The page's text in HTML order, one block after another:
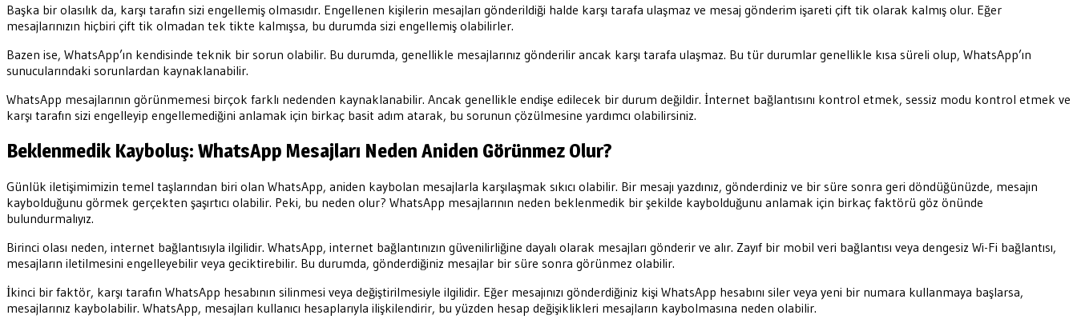
Başka bir olasılık da, karşı tarafın sizi engellemiş olmasıdır. Engellenen kişilerin mesajları gönderildiği halde karşı tarafa ulaşmaz ve mesaj gönderim işareti çift tik olarak kalmış olur. Eğer
mesajlarınızın hiçbiri çift tik olmadan tek tikte kalmışsa, bu durumda sizi engellemiş olabilirler.
Bazen ise, WhatsApp’ın kendisinde teknik bir sorun olabilir. Bu durumda, genellikle mesajlarınız gönderilir ancak karşı tarafa ulaşmaz. Bu tür durumlar genellikle kısa süreli olup, WhatsApp’ın
sunucularındaki sorunlardan kaynaklanabilir.
WhatsApp mesajlarının görünmemesi birçok farklı nedenden kaynaklanabilir. Ancak genellikle endişe edilecek bir durum değildir. İnternet bağlantısını kontrol etmek, sessiz modu kontrol etmek ve
karşı tarafın sizi engelleyip engellemediğini anlamak için birkaç basit adım atarak, bu sorunun çözülmesine yardımcı olabilirsiniz.
Beklenmedik Kayboluş: WhatsApp Mesajları Neden Aniden Görünmez Olur?
Günlük iletişimimizin temel taşlarından biri olan WhatsApp, aniden kaybolan mesajlarla karşılaşmak sıkıcı olabilir. Bir mesajı yazdınız, gönderdiniz ve bir süre sonra geri döndüğünüzde, mesajın
kaybolduğunu görmek gerçekten şaşırtıcı olabilir. Peki, bu neden olur? WhatsApp mesajlarının neden beklenmedik bir şekilde kaybolduğunu anlamak için birkaç faktörü göz önünde
bulundurmalıyız.
Birinci olası neden, internet bağlantısıyla ilgilidir. WhatsApp, internet bağlantınızın güvenilirliğine dayalı olarak mesajları gönderir ve alır. Zayıf bir mobil veri bağlantısı veya dengesiz Wi-Fi bağlantısı,
mesajların iletilmesini engelleyebilir veya geciktirebilir. Bu durumda, gönderdiğiniz mesajlar bir süre sonra görünmez olabilir.
İkinci bir faktör, karşı tarafın WhatsApp hesabının silinmesi veya değiştirilmesiyle ilgilidir. Eğer mesajınızı gönderdiğiniz kişi WhatsApp hesabını siler veya yeni bir numara kullanmaya başlarsa,
mesajlarınız kaybolabilir. WhatsApp, mesajları kullanıcı hesaplarıyla ilişkilendirir, bu yüzden hesap değişiklikleri mesajların kaybolmasına neden olabilir.